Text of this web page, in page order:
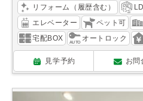
リフォーム（履歴含む）
エレベーター
ペット可
宅配BOX
オートロック
見学予約 お問